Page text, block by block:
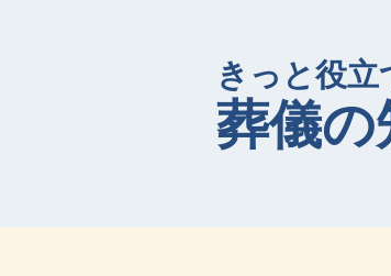
きっと役立
葬儀の